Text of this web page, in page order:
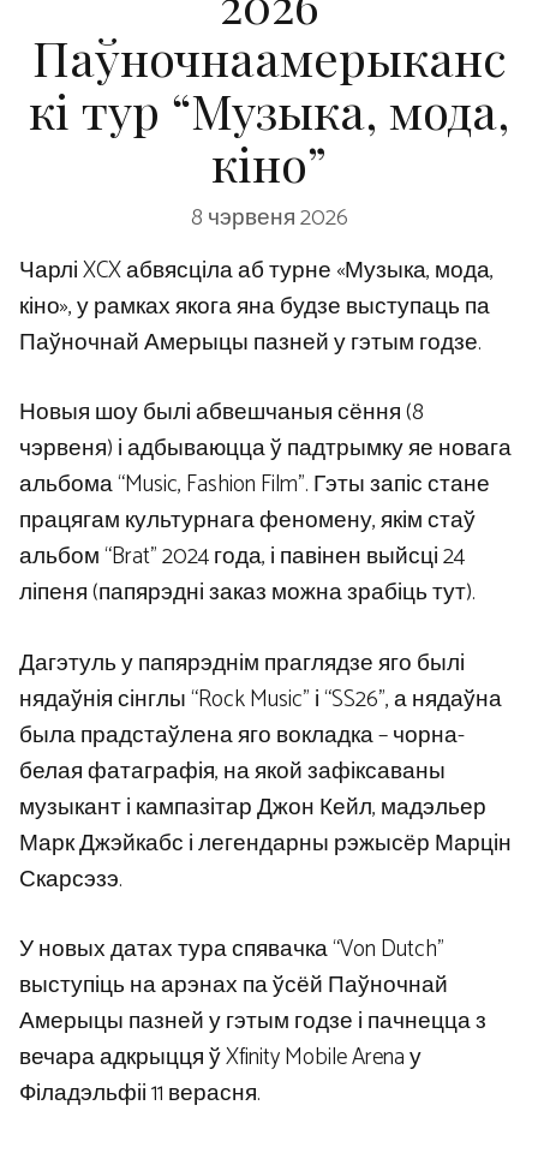
Паўночнаамерыканс
кі тур “Музыка, мода,
кіно”
8 чэрвеня 2026
Чарлі XCX абвясціла аб турне «Музыка, мода,
кіно», у рамках якога яна будзе выступаць па
Паўночнай Амерыцы пазней у гэтым годзе.
Новыя шоу былі абвешчаныя сёння (8
чэрвеня) і адбываюцца ў падтрымку яе новага
альбома “Music, Fashion Film”. Гэты запіс стане
працягам культурнага феномену, якім стаў
альбом “Brat” 2024 года, і павінен выйсці 24
ліпеня (папярэдні заказ можна зрабіць тут).
Дагэтуль у папярэднім праглядзе яго былі
нядаўнія сінглы “Rock Music” і “SS26”, а нядаўна
была прадстаўлена яго вокладка – чорна-
белая фатаграфія, на якой зафіксаваны
музыкант і кампазітар Джон Кейл, мадэльер
Марк Джэйкабс і легендарны рэжысёр Марцін
Скарсэзэ.
У новых датах тура спявачка “Von Dutch”
выступіць на арэнах па ўсёй Паўночнай
Амерыцы пазней у гэтым годзе і пачнецца з
вечара адкрыцця ў Xfinity Mobile Arena у
Філадэльфіі 11 верасня.